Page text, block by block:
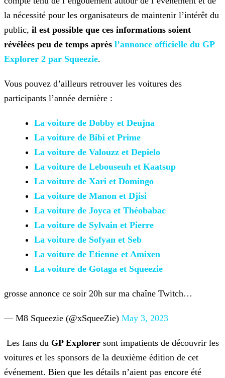
la nécessité pour les organisateurs de maintenir l’intérêt du
public, il est possible que ces informations soient
révélées peu de temps après l’annonce officielle du GP
Explorer 2 par Squeezie.
Vous pouvez d’ailleurs retrouver les voitures des
participants l’année dernière :
La voiture de Dobby et Deujna
La voiture de Bibi et Prime
La voiture de Valouzz et Depielo
La voiture de Lebouseuh et Kaatsup
La voiture de Xari et Domingo
La voiture de Manon et Djisi
La voiture de Joyca et Théobabac
La voiture de Sylvain et Pierre
La voiture de Sofyan et Seb
La voiture de Etienne et Amixen
La voiture de Gotaga et Squeezie
grosse annonce ce soir 20h sur ma chaîne Twitch…
— M8 Squeezie (@xSqueeZie) May 3, 2023
Les fans du GP Explorer sont impatients de découvrir les
voitures et les sponsors de la deuxième édition de cet
événement. Bien que les détails n’aient pas encore été